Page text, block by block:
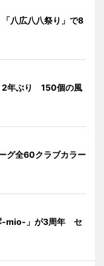
八広八八祭り」で8
2年ぶり 150個の風
グ全60クラブカラー
-mio-」が3周年 セ